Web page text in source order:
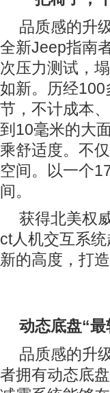
品质感的升
全新Jeep指南
次压力测试，
如新。历经
节，不计成本
到10毫米的大
乘舒适度。不
空间。以一个
间。
获得北美权
ct人机交互系
新的高度，打
动态底盘“
品质感的升
者拥有动态底